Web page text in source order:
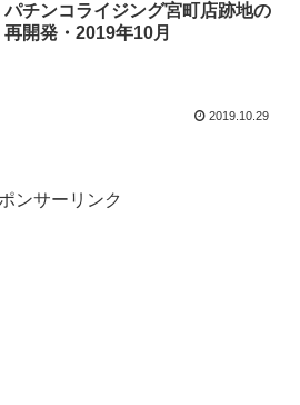
パチンコライジング宮町店跡地の
再開発・2019年10月
2019.10.29
ンサーリンク